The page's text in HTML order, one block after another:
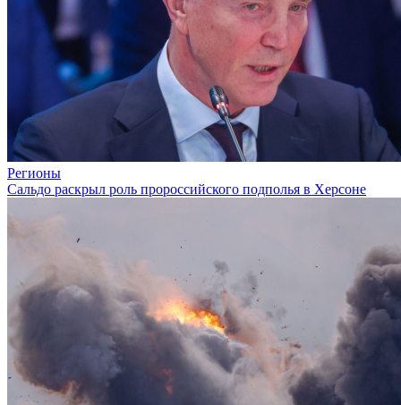
Регионы
Сальдо раскрыл роль пророссийского подполья в Херсоне